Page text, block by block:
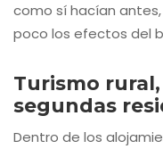
como sí hacían
poco los efectos del
Turismo
segundas
Dentro de los